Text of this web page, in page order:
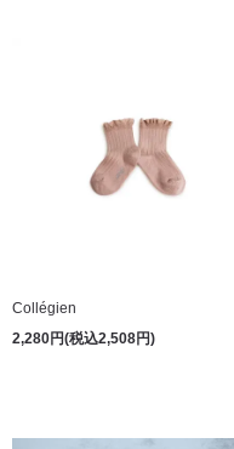
Collégien
2,280円(税込2,508円)